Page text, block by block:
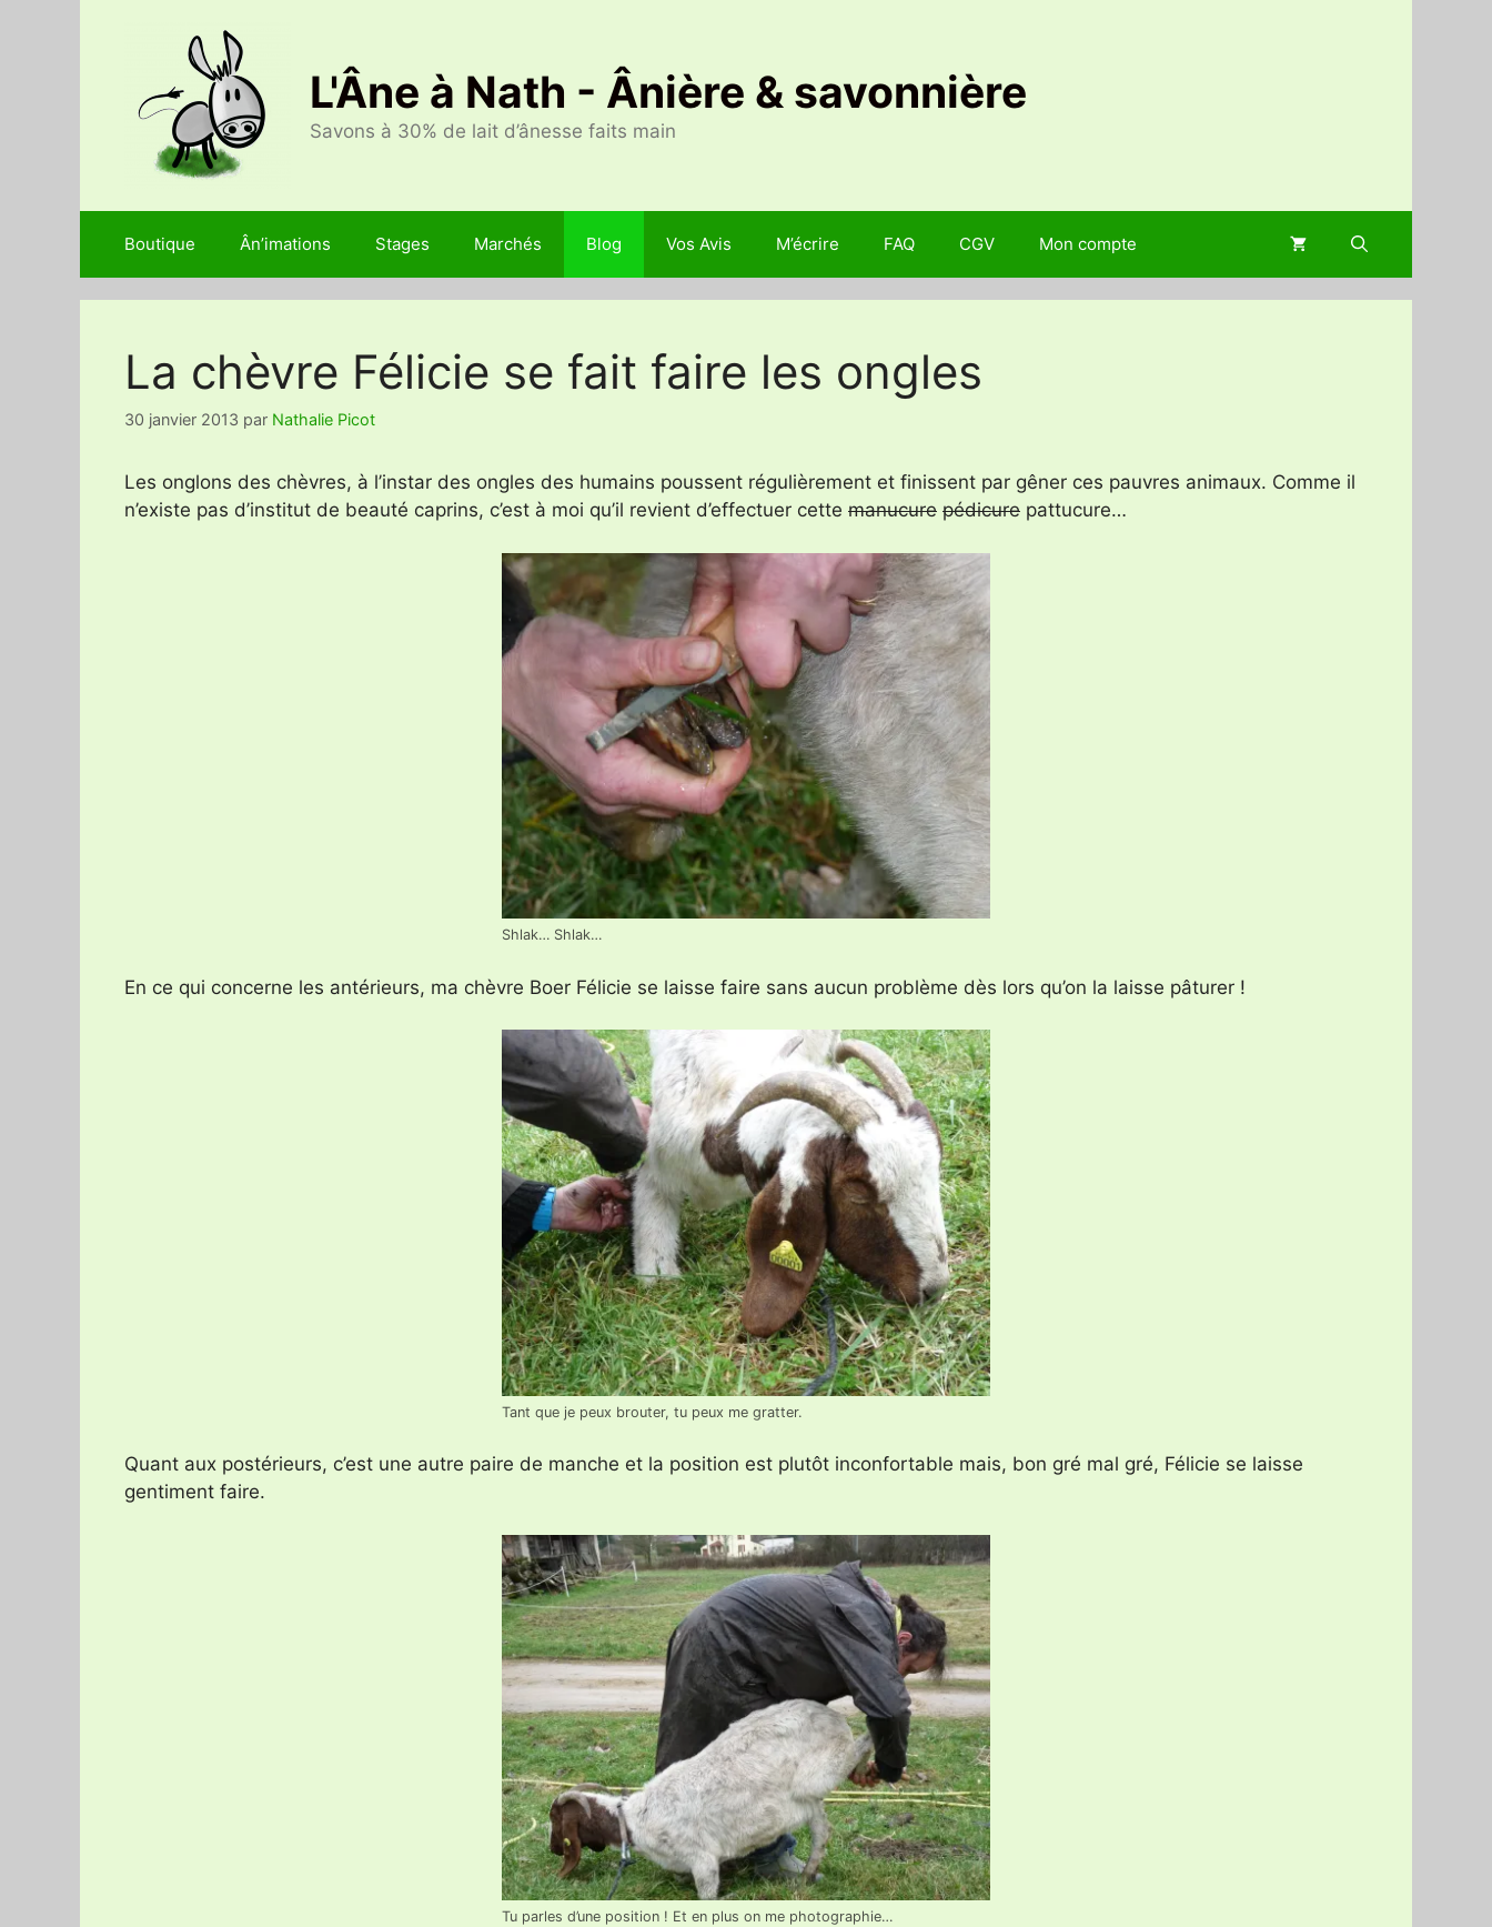
L'Âne à Nath - Ânière & savonnière
Savons à 30% de lait d’ânesse faits main
Boutique Ân’imations Stages Marchés Blog Vos Avis M’écrire FAQ CGV Mon compte
La chèvre Félicie se fait faire les ongles
30 janvier 2013 par Nathalie Picot
Les onglons des chèvres, à l’instar des ongles des humains poussent régulièrement et finissent par gêner ces pauvres animaux. Comme il
n’existe pas d’institut de beauté caprins, c’est à moi qu’il revient d’effectuer cette manucure pédicure pattucure…
Shlak… Shlak…
En ce qui concerne les antérieurs, ma chèvre Boer Félicie se laisse faire sans aucun problème dès lors qu’on la laisse pâturer !
Tant que je peux brouter, tu peux me gratter.
Quant aux postérieurs, c’est une autre paire de manche et la position est plutôt inconfortable mais, bon gré mal gré, Félicie se laisse
gentiment faire.
Tu parles d’une position ! Et en plus on me photographie…